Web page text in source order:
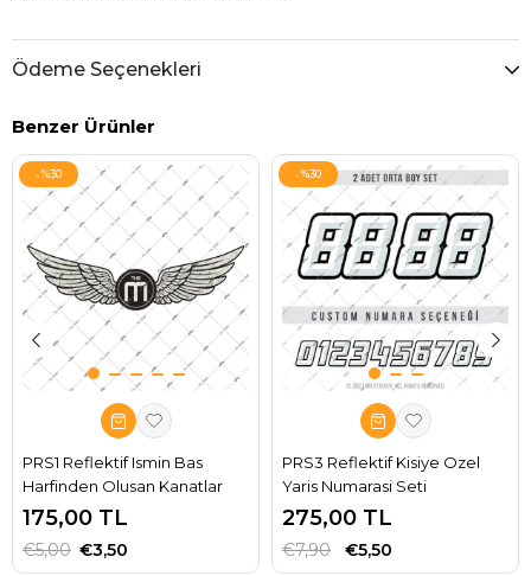
Ödeme Seçenekleri
Benzer Ürünler
PRS1 Reflektif Ismin Bas
Harfinden Olusan Kanatlar
175,00 TL
€3,50
€5,00
%30
PRS3 Reflektif Kisiye Ozel
Yaris Numarasi Seti
275,00 TL
€5,50
€7,90
%30